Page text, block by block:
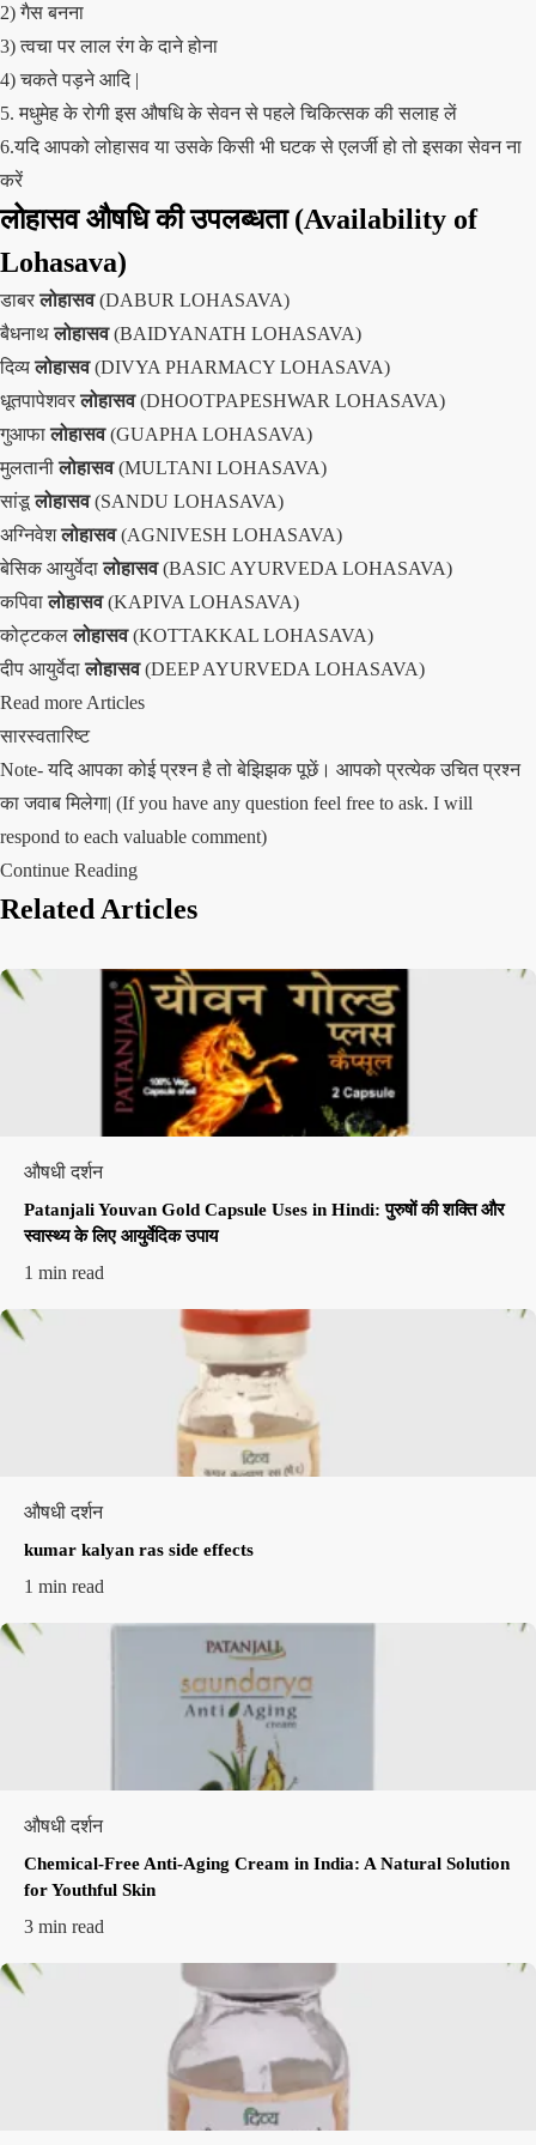
2) गैस बनना
3) त्वचा पर लाल रंग के दाने होना
4) चकते पड़ने आदि |
5. मधुमेह के रोगी इस औषधि के सेवन से पहले चिकित्सक की सलाह लें
6.यदि आपको लोहासव या उसके किसी भी घटक से एलर्जी हो तो इसका सेवन ना
करें
लोहासव औषधि की उपलब्धता (Availability of
Lohasava)
डाबरलोहासव(DABUR LOHASAVA)
बैधनाथलोहासव(BAIDYANATH LOHASAVA)
दिव्यलोहासव(DIVYA PHARMACY LOHASAVA)
धूतपापेशवरलोहासव(DHOOTPAPESHWAR LOHASAVA)
गुआफालोहासव(GUAPHA LOHASAVA)
मुलतानीलोहासव(MULTANI LOHASAVA)
सांडूलोहासव(SANDU LOHASAVA)
अग्निवेशलोहासव(AGNIVESH LOHASAVA)
बेसिक आयुर्वेदालोहासव(BASIC AYURVEDA LOHASAVA)
कपिवालोहासव(KAPIVA LOHASAVA)
कोट्टकललोहासव(KOTTAKKAL LOHASAVA)
दीप आयुर्वेदालोहासव(DEEP AYURVEDA LOHASAVA)
Read more Articles
सारस्वतारिष्ट
Note- यदि आपका कोई प्रश्न है तो बेझिझक पूछें। आपको प्रत्येक उचित प्रश्न
का जवाब मिलेगा| (If you have any question feel free to ask. I will
respond to each valuable comment)
Continue Reading
Related Articles
औषधी दर्शन
Patanjali Youvan Gold Capsule Uses in Hindi: पुरुषों की शक्ति और
स्वास्थ्य के लिए आयुर्वेदिक उपाय
1 min read
औषधी दर्शन
kumar kalyan ras side effects​
1 min read
औषधी दर्शन
Chemical-Free Anti-Aging Cream in India: A Natural Solution
for Youthful Skin
3 min read